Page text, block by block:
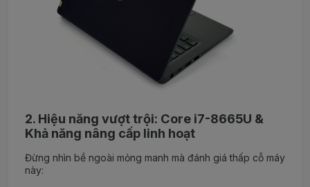
2. Hiệu năng vượt trội: Core i7-8665U &
Khả năng nâng cấp linh hoạt
Đừng nhìn bề ngoài mỏng manh mà đánh giá thấp cỗ máy
này: